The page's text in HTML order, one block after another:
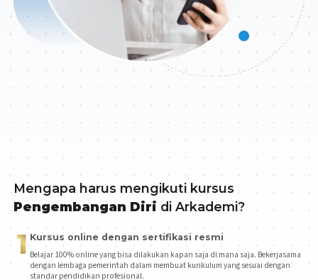
Mengapa harus mengikuti kursus
Pengembangan Diri di Arkademi?
1 Kursus online dengan sertifikasi resmi
Belajar 100% online yang bisa dilakukan kapan saja di mana saja. Bekerjasama
dengan lembaga pemerintah dalam membuat kurikulum yang sesuai dengan
standar pendidikan profesional.